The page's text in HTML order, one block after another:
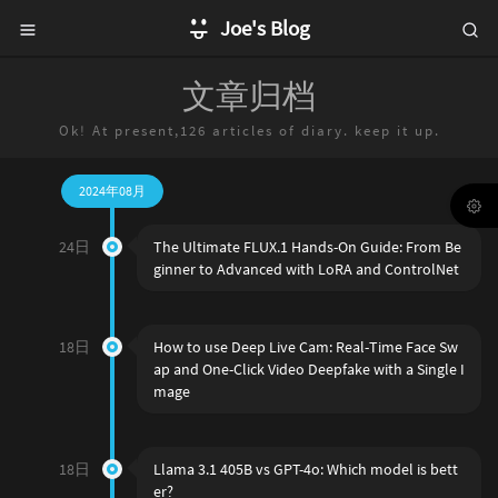
Joe's Blog
文章归档
Ok! At present,126 articles of diary. keep it up.
2024年08月
24日
The Ultimate FLUX.1 Hands-On Guide: From Be
ginner to Advanced with LoRA and ControlNet
18日
How to use Deep Live Cam: Real-Time Face Sw
ap and One-Click Video Deepfake with a Single I
mage
18日
Llama 3.1 405B vs GPT-4o: Which model is bett
er?